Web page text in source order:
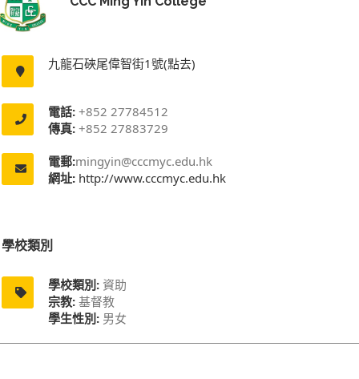
九龍石硤尾偉智街1號(點去)
電話: +852 27784512
傳真: +852 27883729
電郵:mingyin@cccmyc.edu.hk
網址: http://www.cccmyc.edu.hk
學校類別
學校類別: 資助
宗教: 基督教
學生性別: 男女